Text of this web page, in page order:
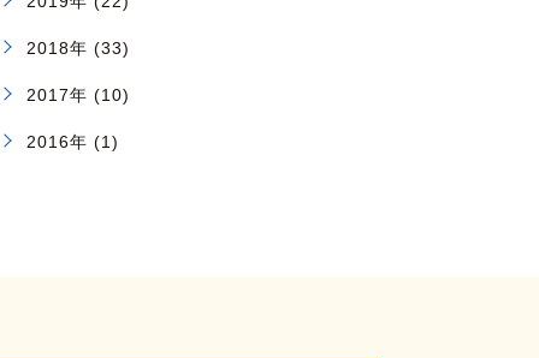
2018年 (33)
2017年 (10)
2016年 (1)